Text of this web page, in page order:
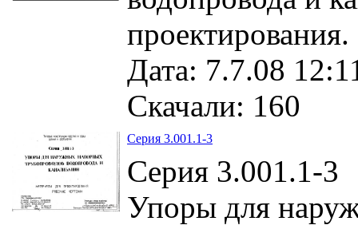
Дата: 7.7.08
Скачали: 160
Серия 3.001.1-3
Серия 3.001.1-3
Упоры для